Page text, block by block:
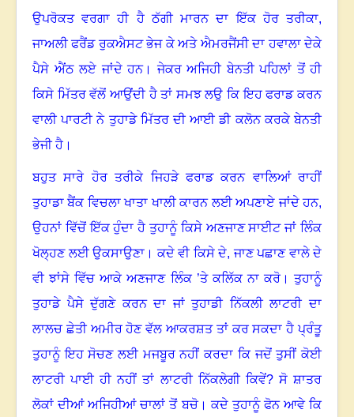
ਉਪਰੋਕਤ ਵਰਗਾ ਹੀ ਹੈ ਠੱਗੀ ਮਾਰਨ ਦਾ ਇੱਕ ਹੋਰ ਤਰੀਕਾ,
ਜਾਅਲੀ ਫਰੈਂਡ ਰੁਕਐਸਟ ਭੇਜ ਕੇ ਅਤੇ ਐਮਰਜੈਂਸੀ ਦਾ ਹਵਾਲਾ ਦੇਕੇ
ਪੈਸੇ ਐਂਠ ਲਏ ਜਾਂਦੇ ਹਨ।ਜੇਕਰ ਅਜਿਹੀ ਬੇਨਤੀ ਪਹਿਲਾਂ ਤੋਂ ਹੀ
ਕਿਸੇ ਮਿੱਤਰ ਵੱਲੋਂ ਆਉਂਦੀ ਹੈ ਤਾਂ ਸਮਝ ਲਉ ਕਿ ਇਹ ਫਰਾਡ ਕਰਨ
ਵਾਲੀ ਪਾਰਟੀ ਨੇ ਤੁਹਾਡੇ ਮਿੱਤਰ ਦੀ ਆਈ ਡੀ ਕਲੋਨ ਕਰਕੇ ਬੇਨਤੀ
ਭੇਜੀ ਹੈ ।
ਬਹੁਤ ਸਾਰੇ ਹੋਰ ਤਰੀਕੇ ਜਿਹੜੇ ਫਰਾਡ ਕਰਨ ਵਾਲਿਆਂ ਰਾਹੀਂ
ਤੁਹਾਡਾ ਬੈਂਕ ਵਿਚਲਾ ਖਾਤਾ ਖਾਲੀ ਕਾਰਨ ਲਈ ਅਪਣਾਏ ਜਾਂਦੇ ਹਨ,
ਉਹਨਾਂ ਵਿੱਚੋਂ ਇੱਕ ਹੁੰਦਾ ਹੈ ਤੁਹਾਨੂੰ ਕਿਸੇ ਅਣਜਾਣ ਸਾਈਟ ਜਾਂ ਲਿੰਕ
ਖੋਲ੍ਹਣ ਲਈ ਉਕਸਾਉਣਾ ।ਕਦੇ ਵੀ ਕਿਸੇ ਦੇ,ਜਾਣ ਪਛਾਣ ਵਾਲੇ ਦੇ
ਵੀ ਝਾਂਸੇ ਵਿੱਚ ਆਕੇ ਅਣਜਾਣ ਲਿੰਕ ’ਤੇ ਕਲਿੱਕ ਨਾ ਕਰੋ।ਤੁਹਾਨੂੰ
ਤੁਹਾਡੇ ਪੈਸੇ ਦੁੱਗਣੇ ਕਰਨ ਦਾ ਜਾਂ ਤੁਹਾਡੀ ਨਿੱਕਲੀ ਲਾਟਰੀ ਦਾ
ਲਾਲਚ ਛੇਤੀ ਅਮੀਰ ਹੋਣ ਵੱਲ ਆਕਰਸ਼ਤ ਤਾਂ ਕਰ ਸਕਦਾ ਹੈ ਪ੍ਰੰਤੂ
ਤੁਹਾਨੂੰ ਇਹ ਸੋਚਣ ਲਈ ਮਜਬੂਰ ਨਹੀਂ ਕਰਦਾ ਕਿ ਜਦੋਂ ਤੁਸੀਂ ਕੋਈ
ਲਾਟਰੀ ਪਾਈ ਹੀ ਨਹੀਂ ਤਾਂ ਲਾਟਰੀ ਨਿੱਕਲੇਗੀ ਕਿਵੇਂ? ਸੋ ਸ਼ਾਤਰ
ਲੋਕਾਂ ਦੀਆਂ ਅਜਿਹੀਆਂ ਚਾਲਾਂ ਤੋਂ ਬਚੋ।ਕਦੇ ਤੁਹਾਨੂੰ ਫੋਨ ਆਵੇ ਕਿ